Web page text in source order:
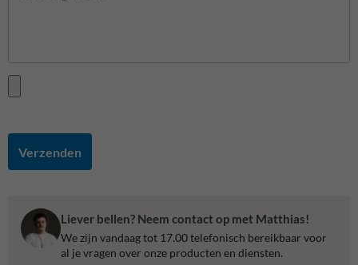
Verzenden
Liever bellen? Neem contact op met Matthias!
We zijn vandaag tot 17.00 telefonisch bereikbaar voor
al je vragen over onze producten en diensten.